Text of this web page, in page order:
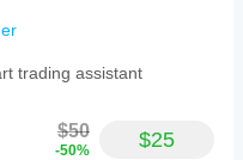
trading assistant
$50
-50% $25